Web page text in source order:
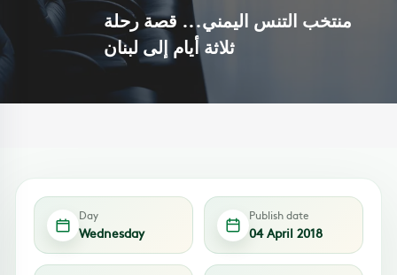
منتخب التنس اليمني... قصة رحلة
ثلاثة أيام إلى لبنان
Day
Wednesday
Publish date
04 April 2018